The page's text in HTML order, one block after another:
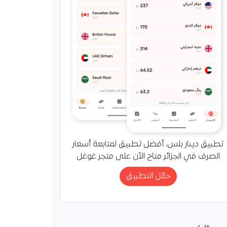
تطبيق دينار بلس، أفضل تطبيق لمتابعة أسعار
الصرف في الجزائر متاح الآن على متجر غوغل
حمّل التطبيق